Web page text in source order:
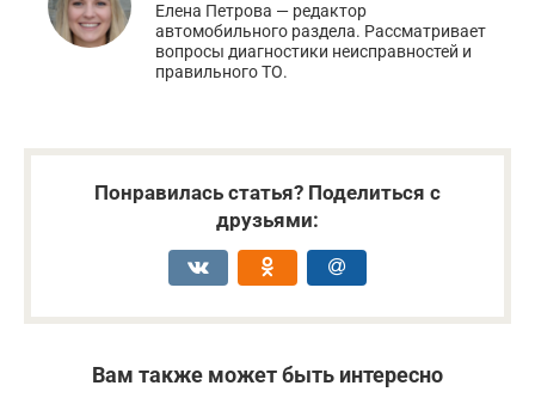
Елена Петрова — редактор
автомобильного раздела. Рассматривает
вопросы диагностики неисправностей и
правильного ТО.
Понравилась статья? Поделиться с
друзьями:
Вам также может быть интересно